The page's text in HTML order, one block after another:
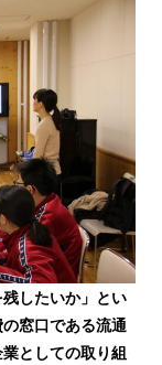
したいか」とい
窓口である流通
としての取り組